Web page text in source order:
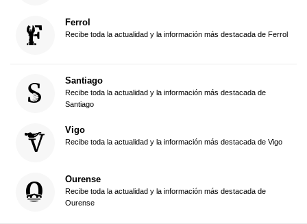
Ferrol
Recibe toda la actualidad y la información más destacada de Ferrol
Santiago
Recibe toda la actualidad y la información más destacada de
Santiago
Vigo
Recibe toda la actualidad y la información más destacada de Vigo
Ourense
Recibe toda la actualidad y la información más destacada de
Ourense